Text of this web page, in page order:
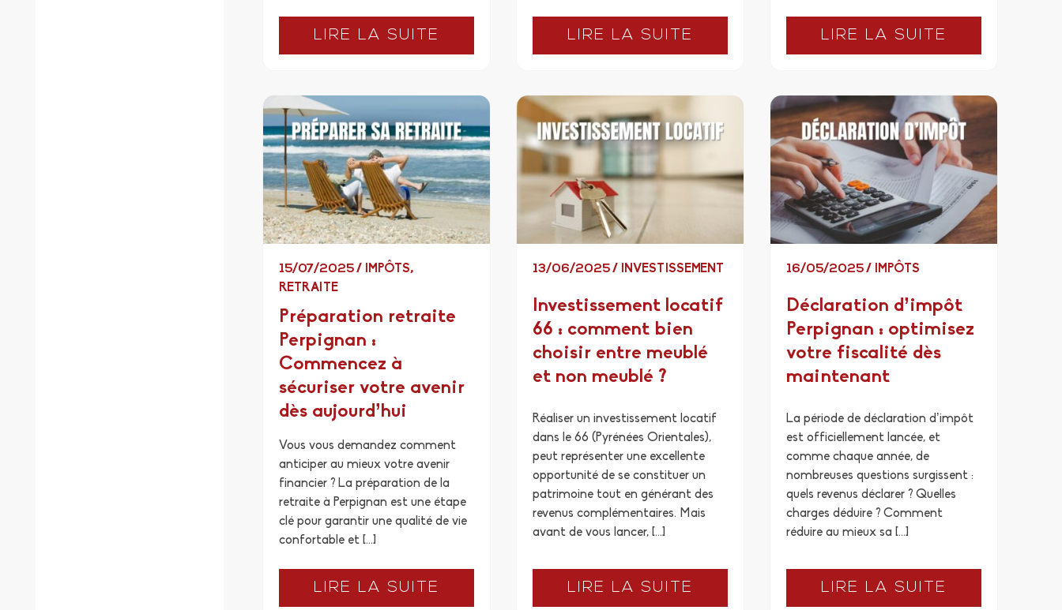
LIRE LA SUITE LIRE LA SUITE LIRE LA SUITE
15/07/2025/ IMPÔTS,
RETRAITE
Préparation retraite
Perpignan :
Commencez à
sécuriser votre avenir
dès aujourd’hui
Vous vous demandez comment
anticiper au mieux votre avenir
financier ? La préparation de la
retraite à Perpignan est une étape
clé pour garantir une qualité de vie
confortable et […]
LIRE LA SUITE
13/06/2025/ INVESTISSEMENT
Investissement locatif
66 : comment bien
choisir entre meublé
et non meublé ?
Réaliser un investissement locatif
dans le 66 (Pyrénées Orientales),
peut représenter une excellente
opportunité de se constituer un
patrimoine tout en générant des
revenus complémentaires. Mais
avant de vous lancer, […]
LIRE LA SUITE
16/05/2025/ IMPÔTS
Déclaration d’impôt
Perpignan : optimisez
votre fiscalité dès
maintenant
La période de déclaration d’impôt
est officiellement lancée, et
comme chaque année, de
nombreuses questions surgissent :
quels revenus déclarer ? Quelles
charges déduire ? Comment
réduire au mieux sa […]
LIRE LA SUITE